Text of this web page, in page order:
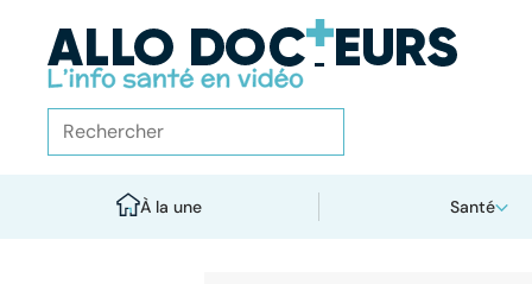
À la une Santé